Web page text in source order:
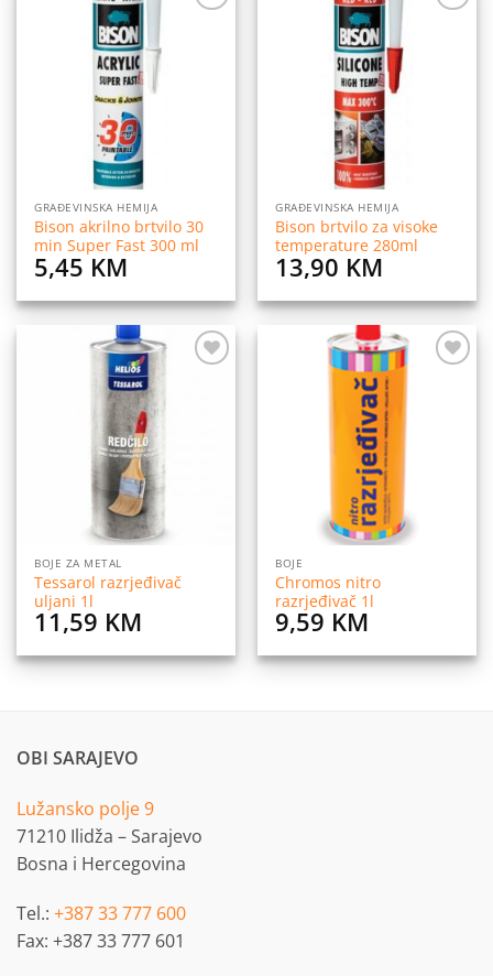
GRAĐEVINSKA HEMIJA
Bison akrilno brtvilo 30
min Super Fast 300 ml
5,45 KM
GRAĐEVINSKA HEMIJA
Bison brtvilo za visoke
temperature 280ml
13,90 KM
BOJE ZA METAL
Tessarol razrjeđivač
uljani 1l
11,59 KM
BOJE
Chromos nitro
razrjeđivač 1l
9,59 KM
OBI SARAJEVO
Lužansko polje 9
71210 Ilidža – Sarajevo
Bosna i Hercegovina
Tel.: +387 33 777 600
Fax: +387 33 777 601